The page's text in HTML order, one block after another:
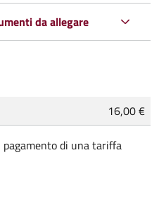
da allegare
16,00 €
di una tariffa